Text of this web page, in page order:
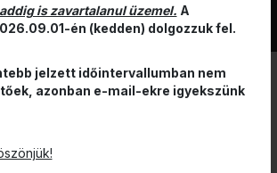
– A BIONDO BIKE
én született Budapesten. 1982-ben
is zavartalanul üzemel. A
én (kedden) dolgozzuk fel.
jelzett időintervallumban nem
azonban e-mail-ekre igyekszünk